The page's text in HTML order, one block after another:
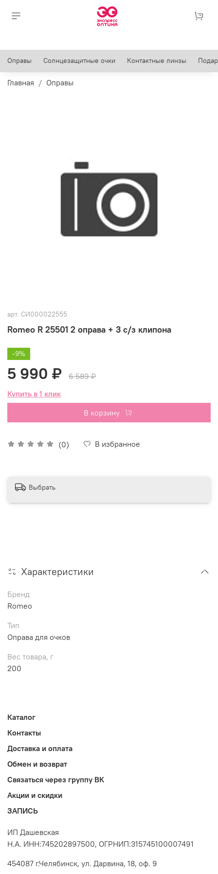
Оправы Солнцезащитные очки Контактные линзы
Главная Оправы
арт. СИ000022555
Romeo R 25501 2 оправа + 3 с/з клипона
(0) В избранное
-9%
5 990 ₽
6 589 ₽
Купить в 1 клик
В корзину
Выбрать
Характеристики
Бренд
Romeo
Тип
Оправа для очков
Вес товара, г
200
Каталог
Контакты
Доставка и оплата
Обмен и возврат
Связаться через группу ВК
Акции и скидки
ЗАПИСЬ
ИП Дашевская
Н.А. ИНН:745202897500, ОГРНИП:315745100007491
454087 г.Челябинск, ул. Дарвина, 18, оф. 9